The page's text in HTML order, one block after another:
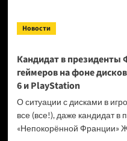
Новости
Кандидат в президенты
геймеров на фоне
6 и PlayStation
О ситуации с дисками в
все (все!), даже кандидат в
«Непокорённой Франции»